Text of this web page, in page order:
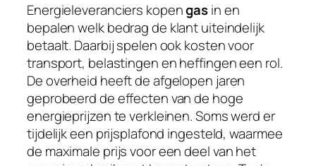
Energieleveranciers kopengasin en
bepalen welk bedrag de klant uiteindelijk
betaalt. Daarbij spelen ook kosten voor
transport, belastingen en heffingen een rol.
De overheid heeft de afgelopen jaren
geprobeerd de effecten van de hoge
energieprijzen te verkleinen. Soms werd er
tijdelijk een prijsplafond ingesteld, waarmee
de maximale prijs voor een deel van het